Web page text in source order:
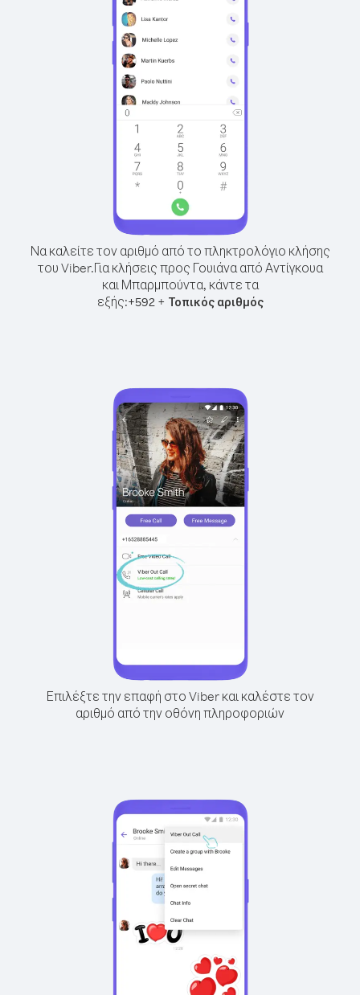
Να καλείτε τον αριθμό από το πληκτρολόγιο κλήσης
του Viber.Για κλήσεις προς Γουιάνα από Αντίγκουα
και Μπαρμπούντα, κάντε τα
εξής:+592+ Τοπικός αριθμός
Επιλέξτε την επαφή στο Viber και καλέστε τον
αριθμό από την οθόνη πληροφοριών